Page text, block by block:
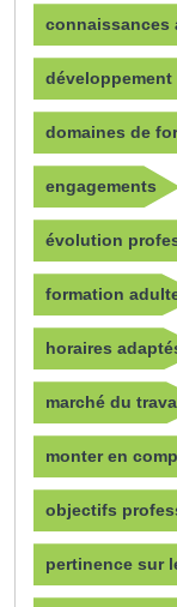
connaissances
développement
domaines de
engagements
évolution
formation
horaires
marché du
monter en
objectifs
pertinence sur